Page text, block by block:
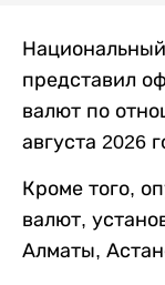
представил
валют по
августа 2026
Кроме того,
валют,
Алматы,